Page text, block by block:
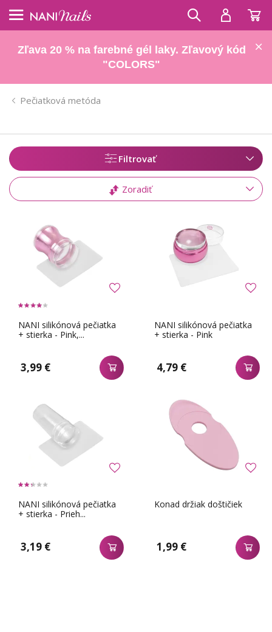
Zľava 20 % na farebné gél laky. Zľavový kód
"COLORS"
Pečiatková metóda
Filtrovať
Zoradiť
NANI silikónová pečiatka
+ stierka - Pink,...
3,99 €
NANI silikónová pečiatka
+ stierka - Pink
4,79 €
NANI silikónová pečiatka
+ stierka - Prieh...
3,19 €
Konad držiak doštičiek
1,99 €